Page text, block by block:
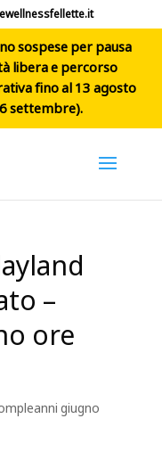
sospese per pausa
libera e percorso
fino al 13 agosto
settembre).
–
ore
giugno